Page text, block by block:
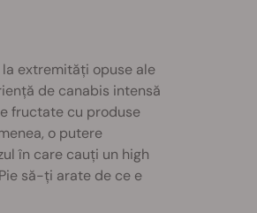
extremități opuse ale
de canabis intensă
fructate cu produse
o putere
în care cauți un high
să-ți arate de ce e